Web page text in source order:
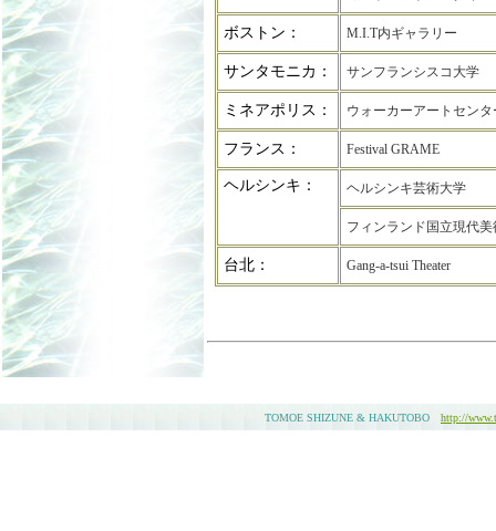
ボストン： M.I.T内ギャラリー
サンタモニカ： サンフランシスコ大学
ミネアポリス： ウォーカーアートセンタ
フランス： Festival GRAME
ヘルシンキ： ヘルシンキ芸術大学
フィンランド国立現代
台北： Gang-a-tsui Theater
TOMOE SHIZUNE & HAKUTOBO http://